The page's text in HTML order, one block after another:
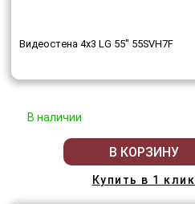
Видеостена 4x3 LG 55" 55SVH7F
В наличии
В КОРЗИНУ
Купить в 1 клик